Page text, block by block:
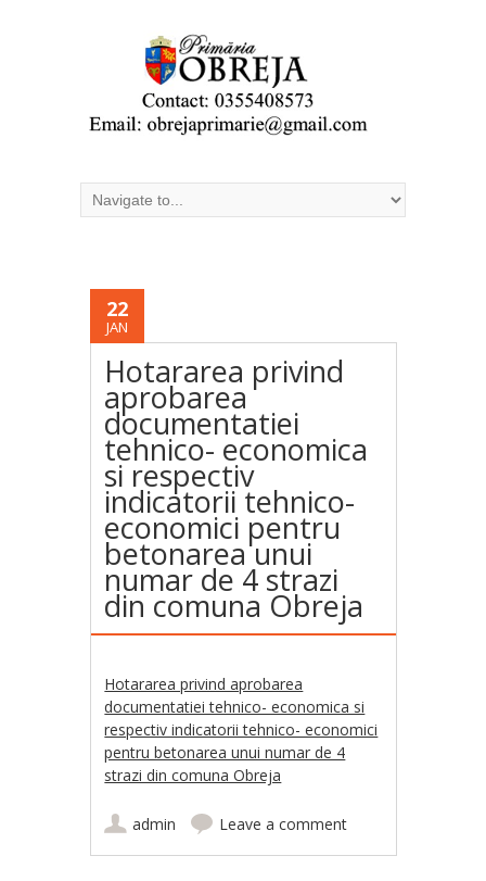
22
JAN
Hotararea privind
aprobarea
documentatiei
tehnico- economica
si respectiv
indicatorii tehnico-
economici pentru
betonarea unui
numar de 4 strazi
din comuna Obreja
Hotararea privind aprobarea
documentatiei tehnico- economica si
respectiv indicatorii tehnico- economici
pentru betonarea unui numar de 4
strazi din comuna Obreja
admin Leave a comment